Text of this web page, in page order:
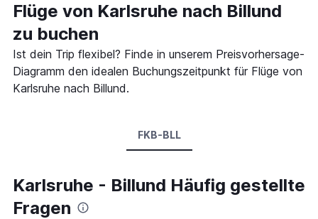
Flüge von Karlsruhe nach Billund
zu buchen
Ist dein Trip flexibel? Finde in unserem Preisvorhersage-
Diagramm den idealen Buchungszeitpunkt für Flüge von
Karlsruhe nach Billund.
FKB-BLL
Karlsruhe - Billund Häufig gestellte
Fragen